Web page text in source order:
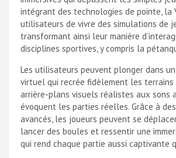
intégrant des technologies de pointe, la
utilisateurs de vivre des simulations de
transformant ainsi leur manière
disciplines sportives, y compris la
Les utilisateurs peuvent plonger dans
virtuel qui recrée fidèlement les terrains
arrière-plans visuels réalistes aux sons
évoquent les parties réelles. Grâce à
avancés, les joueurs peuvent se
lancer des boules et ressentir une
qui rend chaque partie aussi captivante